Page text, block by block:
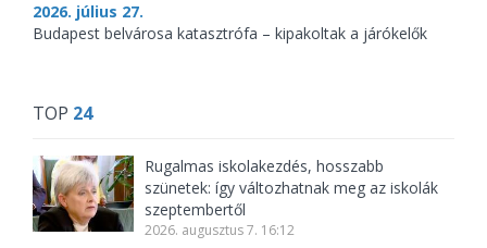
2026. július 27.
Budapest belvárosa katasztrófa – kipakoltak a járókelők
TOP 24
Rugalmas iskolakezdés, hosszabb
szünetek: így változhatnak meg az iskolák
szeptembertől
2026. augusztus 7. 16:12